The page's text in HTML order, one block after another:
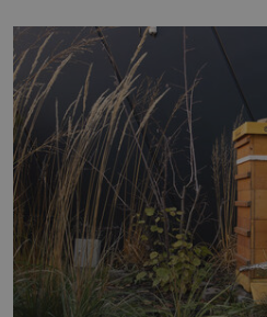
dál častěji volá o pomoc, co se